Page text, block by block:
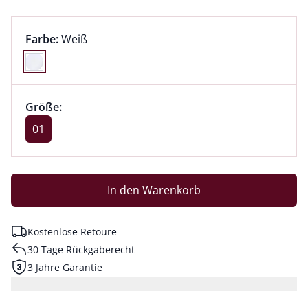
Farbauswahl:
Farbe:aktuell ausgewählt:
Weiß
Farbe Weiß ausgewählt
Größenauswahl:
Größe:
Größe 01 ausgewählt
01
In den Warenkorb
Kostenlose Retoure
30 Tage Rückgaberecht
3 Jahre Garantie